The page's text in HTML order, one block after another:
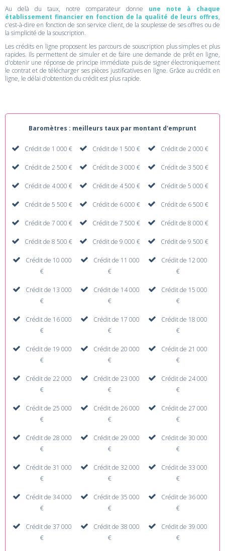
Au delà du taux, notre comparateur donne une note à chaque
établissement financier en fonction de la qualité de leurs offres,
c'est-à-dire en fonction de son service client, de la souplesse de ses offres ou de
la simplicité de la souscription.
Les crédits en ligne proposent les parcours de souscription plus simples et plus
rapides. Ils permettent de simuler et de faire une demande de prêt en ligne,
d'obtenir une réponse de principe immédiate puis de signer électroniquement
le contrat et de télécharger ses pièces justificatives en ligne. Grâce au crédit en
ligne, le délai d'obtention du crédit est plus rapide.
Baromètres : meilleurs taux par montant d'emprunt
Crédit de 1 000 € Crédit de 1 500 € Crédit de 2 000 €
Crédit de 2 500 € Crédit de 3 000 € Crédit de 3 500 €
Crédit de 4 000 € Crédit de 4 500 € Crédit de 5 000 €
Crédit de 5 500 € Crédit de 6 000 € Crédit de 6 500 €
Crédit de 7 000 € Crédit de 7 500 € Crédit de 8 000 €
Crédit de 8 500 € Crédit de 9 000 € Crédit de 9 500 €
Crédit de 10 000
€
Crédit de 11 000
€
Crédit de 12 000
€
Crédit de 13 000
€
Crédit de 14 000
€
Crédit de 15 000
€
Crédit de 16 000
€
Crédit de 17 000
€
Crédit de 18 000
€
Crédit de 19 000
€
Crédit de 20 000
€
Crédit de 21 000
€
Crédit de 22 000
€
Crédit de 23 000
€
Crédit de 24 000
€
Crédit de 25 000
€
Crédit de 26 000
€
Crédit de 27 000
€
Crédit de 28 000
€
Crédit de 29 000
€
Crédit de 30 000
€
Crédit de 31 000
€
Crédit de 32 000
€
Crédit de 33 000
€
Crédit de 34 000
€
Crédit de 35 000
€
Crédit de 36 000
€
Crédit de 37 000
€
Crédit de 38 000
€
Crédit de 39 000
€